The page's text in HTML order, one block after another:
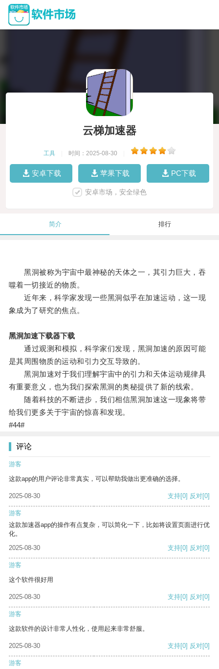
云梯加速器
工具 时间：2025-08-30
安卓下载 苹果下载 PC下载
安卓市场，安全绿色
简介 排行
黑洞被称为宇宙中最神秘的天体之一，其引力巨大，吞
噬着一切接近的物质。
近年来，科学家发现一些黑洞似乎在加速运动，这一现
象成为了研究的焦点。
黑洞加速下载器下载
通过观测和模拟，科学家们发现，黑洞加速的原因可能
是其周围物质的运动和引力交互导致的。
黑洞加速对于我们理解宇宙中的引力和天体运动规律具
有重要意义，也为我们探索黑洞的奥秘提供了新的线索。
随着科技的不断进步，我们相信黑洞加速这一现象将带
给我们更多关于宇宙的惊喜和发现。
#44#
评论
游客
这款app的用户评论非常真实，可以帮助我做出更准确的选择。
2025-08-30 支持[0] 反对[0]
游客
这款加速器app的操作有点复杂，可以简化一下，比如将设置页面进行优
化。
2025-08-30
支持[0] 反对[0]
游客
这个软件很好用
2025-08-30 支持[0] 反对[0]
游客
这款软件的设计非常人性化，使用起来非常舒服。
2025-08-30 支持[0] 反对[0]
游客